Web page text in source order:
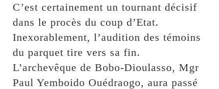
C’est certainement un tournant décisif
dans le procès du coup d’Etat.
Inexorablement, l’audition des témoins
du parquet tire vers sa fin.
L’archevêque de Bobo-Dioulasso, Mgr
Paul Yemboido Ouédraogo, aura passé